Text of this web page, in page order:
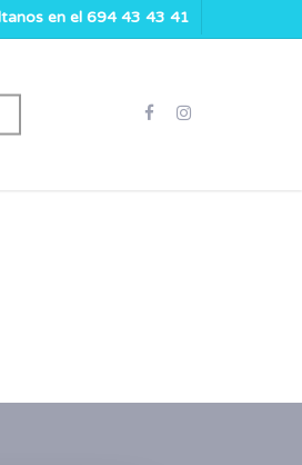
en el 694 43 43 41